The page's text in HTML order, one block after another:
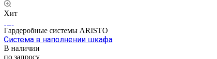
Хит
Гардеробные системы ARISTO
Система в наполнении шкафа
В наличии
по запросу